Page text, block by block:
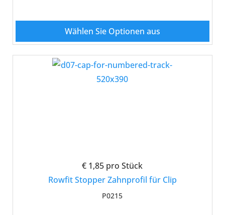
Wählen Sie Optionen aus
€ 1,85 pro Stück
Rowfit Stopper Zahnprofil für Clip
P0215